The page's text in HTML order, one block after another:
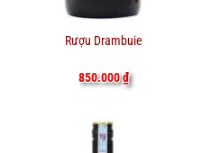
Rượu Drambuie
850.000₫